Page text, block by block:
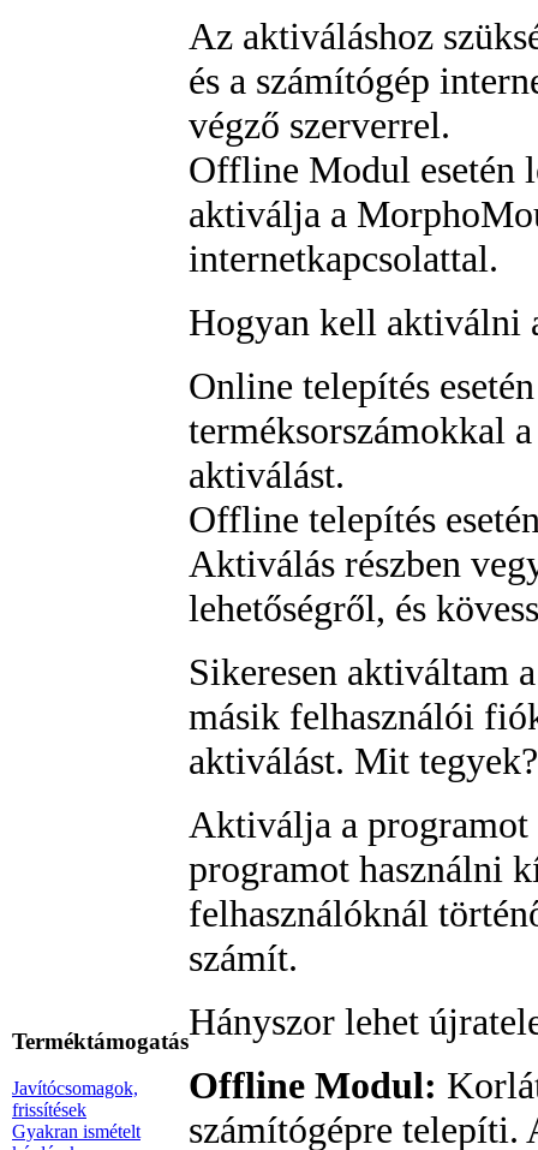
Terméktámogatás
Javítócsomagok,
frissítések
Gyakran ismételt
Az aktiváláshoz
és a számítógép
végző szerverrel.
Offline Modul esetén
aktiválja a
internetkapcsolattal.
Hogyan kell aktiválni
Online telepítés
terméksorszámokkal
aktiválást.
Offline telepítés
Aktiválás részben
lehetőségről, és
Sikeresen aktiváltam
másik felhasználói
aktiválást. Mit tegyek?
Aktiválja a programot
programot használni
felhasználóknál
számít.
Hányszor lehet
Offline Modul:
számítógépre telepíti.